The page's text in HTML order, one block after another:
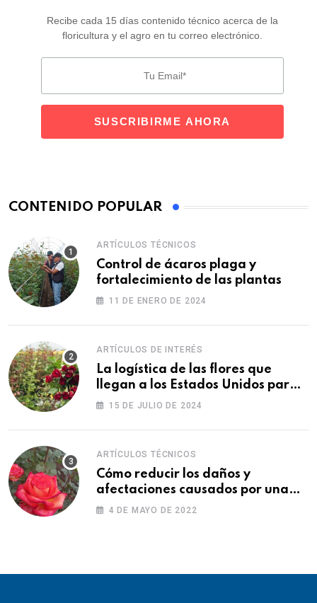
Recibe cada 15 días contenido técnico acerca de la
floricultura y el agro en tu correo electrónico.
CONTENIDO POPULAR
ARTÍCULOS TÉCNICOS
Control de ácaros plaga y
fortalecimiento de las plantas
11 DE ENERO DE 2024
ARTÍCULOS DE INTERÉS
La logística de las flores que
llegan a los Estados Unidos para
las fiestas
15 DE JULIO DE 2024
ARTÍCULOS TÉCNICOS
Cómo reducir los daños y
afectaciones causados por una
fitotoxicidad
4 DE MAYO DE 2022